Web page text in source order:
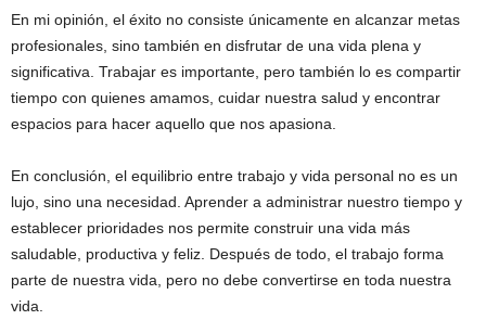
En mi opinión, el éxito no consiste únicamente en alcanzar metas
profesionales, sino también en disfrutar de una vida plena y
significativa. Trabajar es importante, pero también lo es compartir
tiempo con quienes amamos, cuidar nuestra salud y encontrar
espacios para hacer aquello que nos apasiona.
En conclusión, el equilibrio entre trabajo y vida personal no es un
lujo, sino una necesidad. Aprender a administrar nuestro tiempo y
establecer prioridades nos permite construir una vida más
saludable, productiva y feliz. Después de todo, el trabajo forma
parte de nuestra vida, pero no debe convertirse en toda nuestra
vida.